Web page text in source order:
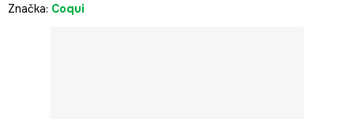
hodnocení
Značka: Coqui